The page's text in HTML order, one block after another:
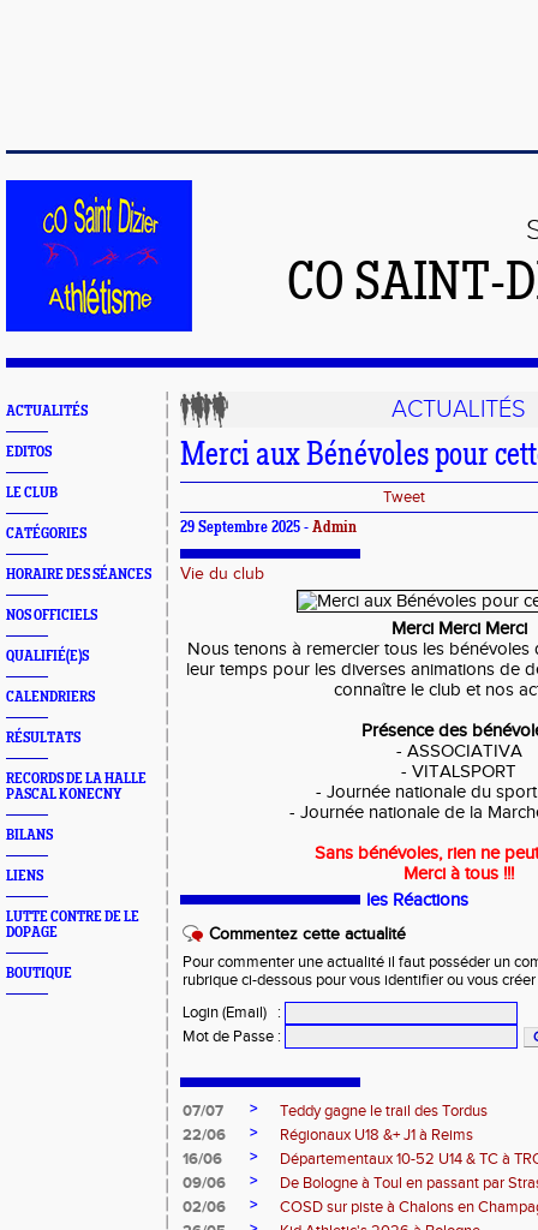
CO SAINT-
ACTUALITÉS
EDITOS
LE CLUB
CATÉGORIES
HORAIRE DES SÉANCES
NOS OFFICIELS
QUALIFIÉ(E)S
CALENDRIERS
RÉSULTATS
RECORDS DE LA HALLE
PASCAL KONECNY
BILANS
LIENS
LUTTE CONTRE DE LE
DOPAGE
BOUTIQUE
ACTUALITÉS
Merci aux Bénévoles pour
Tweet
29 Septembre 2025 - Admin
Vie du club
Merci Merci Merci
Nous tenons à remercier tous les
leur temps pour les diverses animations de
connaître le club et nos
Présence des
- ASSOCIATIVA
- VITALSPORT
- Journée nationale du
- Journée nationale de la
Sans bénévoles, rien ne
Merci à tous !!!
les Réactions
Commentez cette actualité
Pour commenter une actualité il faut posséder un
rubrique ci-dessous pour vous identifier ou vous
Login (Email)
:
Mot de Passe :
07/07 >
Teddy gagne le trail des Tordus
22/06
>
Régionaux U18 &+ J1 à Reims
16/06
>
Départementaux 10-52 U14 & TC à
09/06
>
De Bologne à Toul en passant par
02/06
>
COSD sur piste à Chalons en